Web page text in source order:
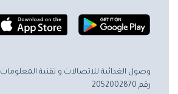
وصول الغذائية للاتصالات و تقنية المعلومات
رقم 2052002870